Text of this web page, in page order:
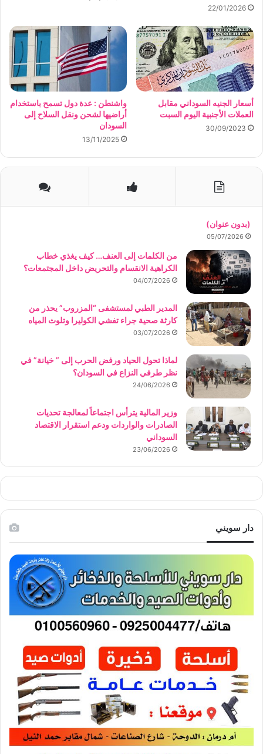
22/01/2026
أسعار الجنيه السوداني مقابل
العملات الأجنبية اليوم السبت
30/09/2023
واشنطن : عدة دول تسمح باستخدام
أراضيها لشحن ونقل السلاح إلى
السودان
13/11/2025
(بدون عنوان)
05/07/2026
من الكلمات إلى العنف… كيف يغذي خطاب
الكراهية الانقسام والتحريض داخل المجتمعات؟
04/07/2026
المدير الطبي لمستشفى “المزروب” يحذر من
كارثة صحية جراء تفشي الكوليرا وتلوث المياه
03/07/2026
لماذا تحول الحياد ورفض الحرب إلى ” خيانة” في
نظر طرفي النزاع في السودان؟
24/06/2026
وزير المالية يترأس اجتماعاً لمعالجة تحديات
الصادرات والواردات ودعم استقرار الاقتصاد
السوداني
23/06/2026
دار سويني